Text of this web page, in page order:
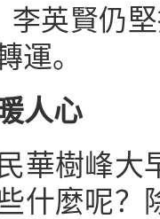
李英賢仍
運。
人心
樹峰大
什麼呢